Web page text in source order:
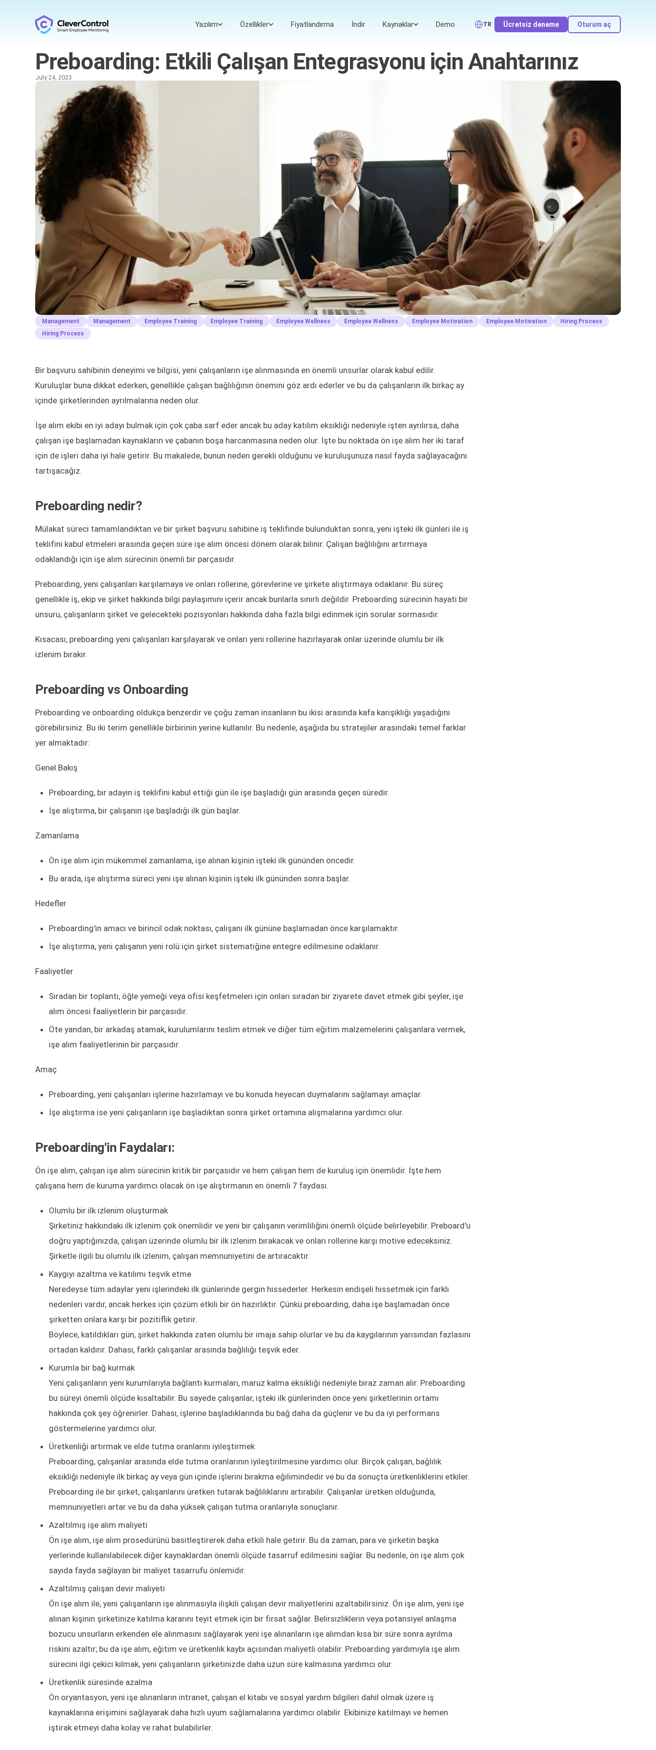
Yazılım Özellikler Fiyatlandırma İndir Kaynaklar Demo TR Ücretsiz deneme Oturum aç
Preboarding: Etkili Çalışan Entegrasyonu için Anahtarınız
July 24, 2023
Management Management Employee Training Employee Training Employee Wellness Employee Wellness Employee Motivation Employee Motivation
Hiring Process
Hiring Process
Bir başvuru sahibinin deneyimi ve bilgisi, yeni çalışanların işe alınmasında en önemli unsurlar olarak kabul edilir.
Kuruluşlar buna dikkat ederken, genellikle çalışan bağlılığının önemini göz ardı ederler ve bu da çalışanların ilk birkaç ay
içinde şirketlerinden ayrılmalarına neden olur.
İşe alım ekibi en iyi adayı bulmak için çok çaba sarf eder ancak bu aday katılım eksikliği nedeniyle işten ayrılırsa, daha
çalışan işe başlamadan kaynakların ve çabanın boşa harcanmasına neden olur. İşte bu noktada ön işe alım her iki taraf
için de işleri daha iyi hale getirir. Bu makalede, bunun neden gerekli olduğunu ve kuruluşunuza nasıl fayda sağlayacağını
tartışacağız.
Preboarding nedir?
Mülakat süreci tamamlandıktan ve bir şirket başvuru sahibine iş teklifinde bulunduktan sonra, yeni işteki ilk günleri ile iş
teklifini kabul etmeleri arasında geçen süre işe alım öncesi dönem olarak bilinir. Çalışan bağlılığını artırmaya
odaklandığı için işe alım sürecinin önemli bir parçasıdır.
Preboarding, yeni çalışanları karşılamaya ve onları rollerine, görevlerine ve şirkete alıştırmaya odaklanır. Bu süreç
genellikle iş, ekip ve şirket hakkında bilgi paylaşımını içerir ancak bunlarla sınırlı değildir. Preboarding sürecinin hayati bir
unsuru, çalışanların şirket ve gelecekteki pozisyonları hakkında daha fazla bilgi edinmek için sorular sormasıdır.
Kısacası, preboarding yeni çalışanları karşılayarak ve onları yeni rollerine hazırlayarak onlar üzerinde olumlu bir ilk
izlenim bırakır.
Preboarding vs Onboarding
Preboarding ve onboarding oldukça benzerdir ve çoğu zaman insanların bu ikisi arasında kafa karışıklığı yaşadığını
görebilirsiniz. Bu iki terim genellikle birbirinin yerine kullanılır. Bu nedenle, aşağıda bu stratejiler arasındaki temel farklar
yer almaktadır:
Genel Bakış
Preboarding, bir adayın iş teklifini kabul ettiği gün ile işe başladığı gün arasında geçen süredir.
İşe alıştırma, bir çalışanın işe başladığı ilk gün başlar.
Zamanlama
Ön işe alım için mükemmel zamanlama, işe alınan kişinin işteki ilk gününden öncedir.
Bu arada, işe alıştırma süreci yeni işe alınan kişinin işteki ilk gününden sonra başlar.
Hedefler
Preboarding'in amacı ve birincil odak noktası, çalışanı ilk gününe başlamadan önce karşılamaktır.
İşe alıştırma, yeni çalışanın yeni rolü için şirket sistematiğine entegre edilmesine odaklanır.
Faaliyetler
Sıradan bir toplantı, öğle yemeği veya ofisi keşfetmeleri için onları sıradan bir ziyarete davet etmek gibi şeyler, işe
alım öncesi faaliyetlerin bir parçasıdır.
Öte yandan, bir arkadaş atamak, kurulumlarını teslim etmek ve diğer tüm eğitim malzemelerini çalışanlara vermek,
işe alım faaliyetlerinin bir parçasıdır.
Amaç
Preboarding, yeni çalışanları işlerine hazırlamayı ve bu konuda heyecan duymalarını sağlamayı amaçlar.
İşe alıştırma ise yeni çalışanların işe başladıktan sonra şirket ortamına alışmalarına yardımcı olur.
Preboarding'in Faydaları:
Ön işe alım, çalışan işe alım sürecinin kritik bir parçasıdır ve hem çalışan hem de kuruluş için önemlidir. İşte hem
çalışana hem de kuruma yardımcı olacak ön işe alıştırmanın en önemli 7 faydası.
Olumlu bir ilk izlenim oluşturmak
Şirketiniz hakkındaki ilk izlenim çok önemlidir ve yeni bir çalışanın verimliliğini önemli ölçüde belirleyebilir. Preboard'u
doğru yaptığınızda, çalışan üzerinde olumlu bir ilk izlenim bırakacak ve onları rollerine karşı motive edeceksiniz.
Şirketle ilgili bu olumlu ilk izlenim, çalışan memnuniyetini de artıracaktır.
Kaygıyı azaltma ve katılımı teşvik etme
Neredeyse tüm adaylar yeni işlerindeki ilk günlerinde gergin hissederler. Herkesin endişeli hissetmek için farklı
nedenleri vardır, ancak herkes için çözüm etkili bir ön hazırlıktır. Çünkü preboarding, daha işe başlamadan önce
şirketten onlara karşı bir pozitiflik getirir.
Böylece, katıldıkları gün, şirket hakkında zaten olumlu bir imaja sahip olurlar ve bu da kaygılarının yarısından fazlasını
ortadan kaldırır. Dahası, farklı çalışanlar arasında bağlılığı teşvik eder.
Kurumla bir bağ kurmak
Yeni çalışanların yeni kurumlarıyla bağlantı kurmaları, maruz kalma eksikliği nedeniyle biraz zaman alır. Preboarding
bu süreyi önemli ölçüde kısaltabilir. Bu sayede çalışanlar, işteki ilk günlerinden önce yeni şirketlerinin ortamı
hakkında çok şey öğrenirler. Dahası, işlerine başladıklarında bu bağ daha da güçlenir ve bu da iyi performans
göstermelerine yardımcı olur.
Üretkenliği artırmak ve elde tutma oranlarını iyileştirmek
Preboarding, çalışanlar arasında elde tutma oranlarının iyileştirilmesine yardımcı olur. Birçok çalışan, bağlılık
eksikliği nedeniyle ilk birkaç ay veya gün içinde işlerini bırakma eğilimindedir ve bu da sonuçta üretkenliklerini etkiler.
Preboarding ile bir şirket, çalışanlarını üretken tutarak bağlılıklarını artırabilir. Çalışanlar üretken olduğunda,
memnuniyetleri artar ve bu da daha yüksek çalışan tutma oranlarıyla sonuçlanır.
Azaltılmış işe alım maliyeti
Ön işe alım, işe alım prosedürünü basitleştirerek daha etkili hale getirir. Bu da zaman, para ve şirketin başka
yerlerinde kullanılabilecek diğer kaynaklardan önemli ölçüde tasarruf edilmesini sağlar. Bu nedenle, ön işe alım çok
sayıda fayda sağlayan bir maliyet tasarrufu önlemidir.
Azaltılmış çalışan devir maliyeti
Ön işe alım ile, yeni çalışanların işe alınmasıyla ilişkili çalışan devir maliyetlerini azaltabilirsiniz. Ön işe alım, yeni işe
alınan kişinin şirketinize katılma kararını teyit etmek için bir fırsat sağlar. Belirsizliklerin veya potansiyel anlaşma
bozucu unsurların erkenden ele alınmasını sağlayarak yeni işe alınanların işe alımdan kısa bir süre sonra ayrılma
riskini azaltır; bu da işe alım, eğitim ve üretkenlik kaybı açısından maliyetli olabilir. Preboarding yardımıyla işe alım
sürecini ilgi çekici kılmak, yeni çalışanların şirketinizde daha uzun süre kalmasına yardımcı olur.
Üretkenlik süresinde azalma
Ön oryantasyon, yeni işe alınanların intranet, çalışan el kitabı ve sosyal yardım bilgileri dahil olmak üzere iş
kaynaklarına erişimini sağlayarak daha hızlı uyum sağlamalarına yardımcı olabilir. Ekibinize katılmayı ve hemen
iştirak etmeyi daha kolay ve rahat bulabilirler.